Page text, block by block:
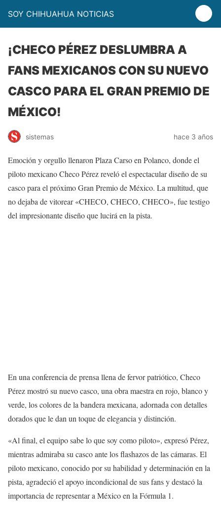
SOY CHIHUAHUA NOTICIAS
¡CHECO PÉREZ DESLUMBRA A
FANS MEXICANOS CON SU NUEVO
CASCO PARA EL GRAN PREMIO DE
MÉXICO!
sistemas hace 3 años
Emoción y orgullo llenaron Plaza Carso en Polanco, donde el
piloto mexicano Checo Pérez reveló el espectacular diseño de su
casco para el próximo Gran Premio de México. La multitud, que
no dejaba de vitorear «CHECO, CHECO, CHECO», fue testigo
del impresionante diseño que lucirá en la pista.
En una conferencia de prensa llena de fervor patriótico, Checo
Pérez mostró su nuevo casco, una obra maestra en rojo, blanco y
verde, los colores de la bandera mexicana, adornada con detalles
dorados que le dan un toque de elegancia y distinción.
«Al final, el equipo sabe lo que soy como piloto», expresó Pérez,
mientras admiraba su casco ante los flashazos de las cámaras. El
piloto mexicano, conocido por su habilidad y determinación en la
pista, agradeció el apoyo incondicional de sus fans y destacó la
importancia de representar a México en la Fórmula 1.